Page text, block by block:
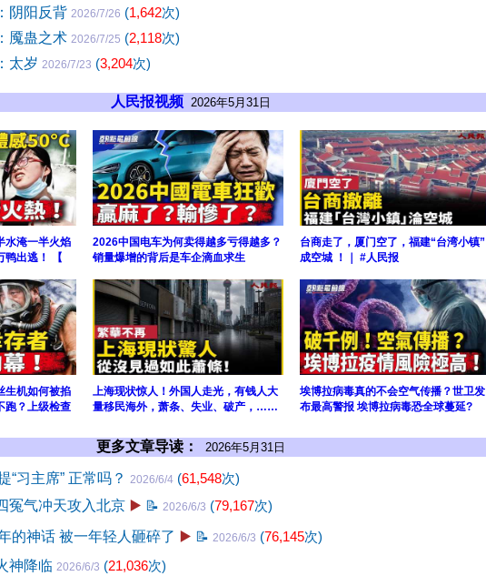
阴阳反背 2026/7/26 (1,642次)
魇蛊之术 2026/7/25 (2,118次)
太岁 2026/7/23 (3,204次)
人民报视频 2026年5月31日
水淹一半火焰
鸭出逃！ 【
2026中国电车为何卖得越多亏得越多？
销量爆增的背后是车企滴血求生
台商走了，厦门空了，福建“台湾小镇”
成空城 ！｜ #人民报
生机如何被掐
跑？上级检查
上海现状惊人！外国人走光，有钱人大
量移民海外，萧条、失业、破产，……
埃博拉病毒真的不会空气传播？世卫发
布最高警报 埃博拉病毒恐全球蔓延?
更多文章导读： 2026年5月31日
“习主席” 正常吗？ 2026/6/4 (61,548次)
冤气冲天攻入北京 ▶️ 📝 2026/6/3 (79,167次)
的神话 被一年轻人砸碎了 ▶️ 📝 2026/6/3 (76,145次)
神降临 2026/6/3 (21,036次)